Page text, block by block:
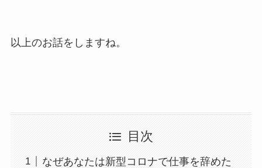
以上のお話をしますね。
目次
なぜあなたは新型コロナで仕事を辞めた